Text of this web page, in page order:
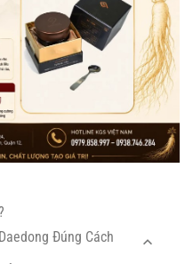
Đúng Cách